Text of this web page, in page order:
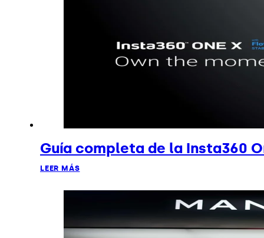
Guía completa de la Insta360
LEER MÁS